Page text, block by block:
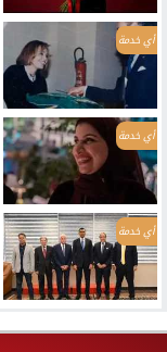
أي خدمة
أي خدمة
أي خدمة